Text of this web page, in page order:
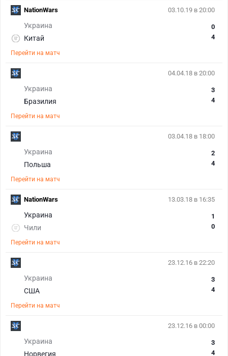
03.10.19 в 20:00
Украина
Китай
0
4
Перейти на матч
NationWars
04.04.18 в 20:00
Украина
Бразилия
3
4
Перейти на матч
03.04.18 в 18:00
Украина
Польша
2
4
Перейти на матч
13.03.18 в 16:35
Украина
Чили
1
0
Перейти на матч
NationWars
23.12.16 в 22:20
Украина
США
3
4
Перейти на матч
23.12.16 в 00:00
Украина
Норвегия
3
4